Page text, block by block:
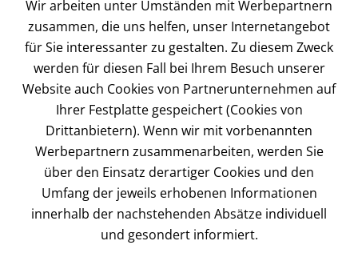
Wir arbeiten unter Umständen mit Werbepartnern
zusammen, die uns helfen, unser Internetangebot
für Sie interessanter zu gestalten. Zu diesem Zweck
werden für diesen Fall bei Ihrem Besuch unserer
Website auch Cookies von Partnerunternehmen auf
Ihrer Festplatte gespeichert (Cookies von
Drittanbietern). Wenn wir mit vorbenannten
Werbepartnern zusammenarbeiten, werden Sie
über den Einsatz derartiger Cookies und den
Umfang der jeweils erhobenen Informationen
innerhalb der nachstehenden Absätze individuell
und gesondert informiert.